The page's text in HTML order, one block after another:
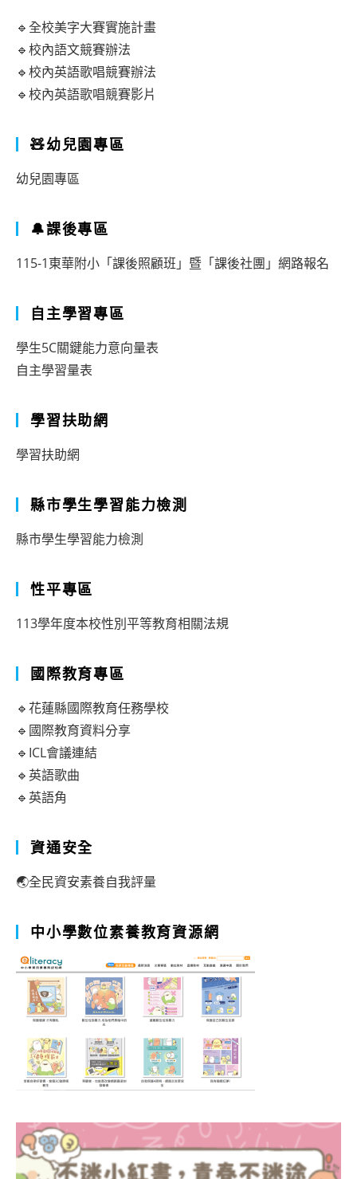
🔹全校美字大賽實施計畫
🔹校內語文競賽辦法
🔹校內英語歌唱競賽辦法
🔹校內英語歌唱競賽影片
🧸幼兒園專區
幼兒園專區
🔔課後專區
115-1東華附小「課後照顧班」暨「課後社團」網路報名
自主學習專區
學生5C關鍵能力意向量表
自主學習量表
學習扶助網
學習扶助網
縣市學生學習能力檢測
縣市學生學習能力檢測
性平專區
113學年度本校性別平等教育相關法規
國際教育專區
🔹花蓮縣國際教育任務學校
🔹國際教育資料分享
🔹ICL會議連結
🔹英語歌曲
🔹英語角
資通安全
🌏全民資安素養自我評量
中小學數位素養教育資源網